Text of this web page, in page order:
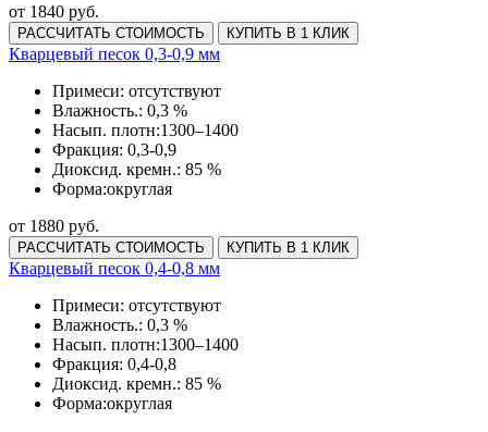
от 1840 руб.
РАССЧИТАТЬ СТОИМОСТЬ КУПИТЬ В 1 КЛИК
Кварцевый песок 0,3-0,9 мм
Примеси: отсутствуют
Влажность.: 0,3 %
Насып. плотн:1300–1400
Фракция: 0,3-0,9
Диоксид. кремн.: 85 %
Форма:округлая
от 1880 руб.
РАССЧИТАТЬ СТОИМОСТЬ КУПИТЬ В 1 КЛИК
Кварцевый песок 0,4-0,8 мм
Примеси: отсутствуют
Влажность.: 0,3 %
Насып. плотн:1300–1400
Фракция: 0,4-0,8
Диоксид. кремн.: 85 %
Форма:округлая